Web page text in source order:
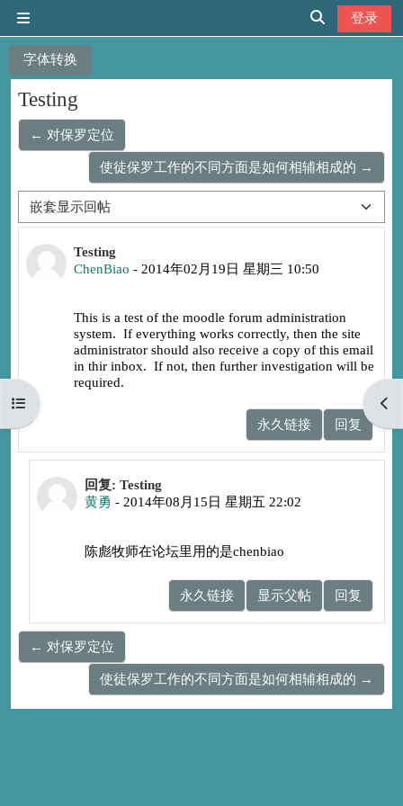
字体转换
切换搜索输入
登录
打开课程索引 打
Testing
← 对保罗定位
使徒保罗工作的不同方面是如何相辅相成的 →
显示模式
Testing
ChenBiao - 2014年02月19日 星期三 10:50
回帖数：1
This is a test of the moodle forum administration
system. If everything works correctly, then the site
administrator should also receive a copy of this email
in thir inbox. If not, then further investigation will be
required.
永久链接 回复
回复ChenBiao
回复: Testing
黄勇 - 2014年08月15日 星期五 22:02
陈彪牧师在论坛里用的是chenbiao
永久链接 显示父帖 回复
← 对保罗定位
使徒保罗工作的不同方面是如何相辅相成的 →